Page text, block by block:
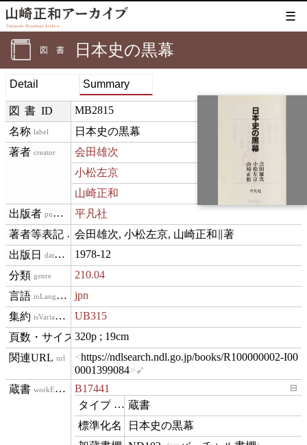
☰
図書 日本史の黒幕
Detail Summary
図書ID MB2815
label 日本史の黒幕
creator
会田雄次
小松左京
山崎正和
publisher 平凡社
creditText
会田雄次, 小松左京, 山崎正和∥著
datePublished 1978-12
genre 210.04
inLanguage jpn
isVariantOf UB315
materialExtent
320p ; 19cm
url
https://ndlsearch.ndl.go.jp/books/R100000002-I00
0001399084
workExample B17441 ⊟
type 蔵書
name
日本史の黒幕